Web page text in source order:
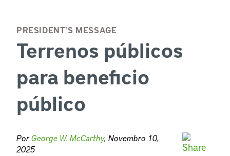
PRESIDENT'S MESSAGE
Terrenos públicos
para beneficio
público
PorGeorge W. McCarthy, Novembro 10,
2025